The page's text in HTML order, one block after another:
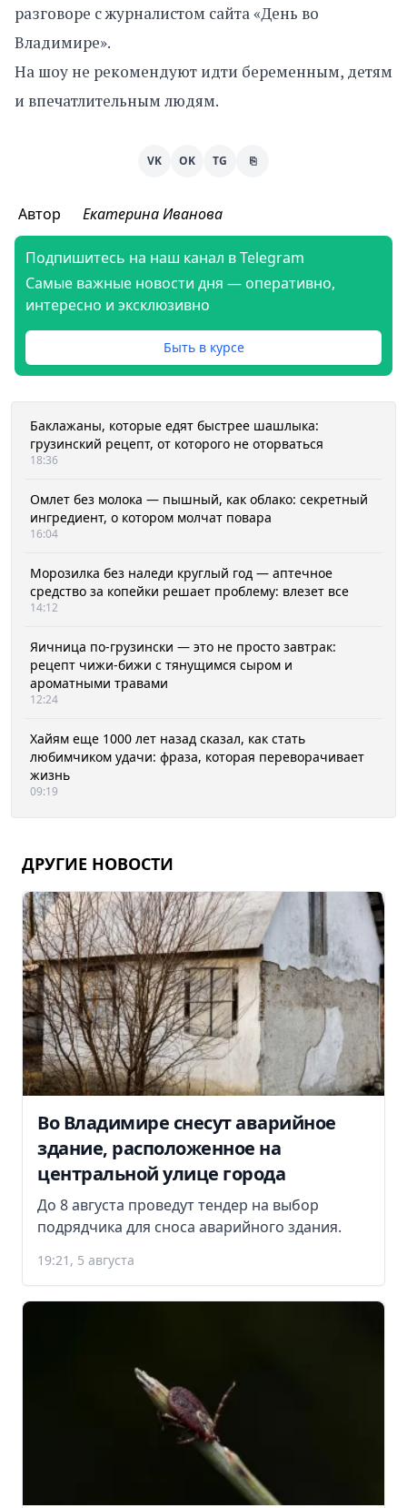
разговоре с журналистом сайта «День во
Владимире».
На шоу не рекомендуют идти беременным, детям
и впечатлительным людям.
VK OK TG ⎘
Автор Екатерина Иванова
Подпишитесь на наш канал в Telegram
Самые важные новости дня — оперативно,
интересно и эксклюзивно
Быть в курсе
Баклажаны, которые едят быстрее шашлыка:
грузинский рецепт, от которого не оторваться
18:36
Омлет без молока — пышный, как облако: секретный
ингредиент, о котором молчат повара
16:04
Морозилка без наледи круглый год — аптечное
средство за копейки решает проблему: влезет все
14:12
Яичница по-грузински — это не просто завтрак:
рецепт чижи-бижи с тянущимся сыром и
ароматными травами
12:24
Хайям еще 1000 лет назад сказал, как стать
любимчиком удачи: фраза, которая переворачивает
жизнь
09:19
ДРУГИЕ НОВОСТИ
Во Владимире снесут аварийное
здание, расположенное на
центральной улице города
До 8 августа проведут тендер на выбор
подрядчика для сноса аварийного здания.
19:21, 5 августа